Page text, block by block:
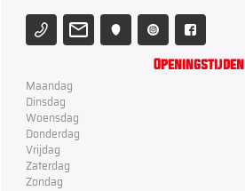
Openingstijden
Maandag
Dinsdag
Woensdag
Donderdag
Vrijdag
Zaterdag
Zondag